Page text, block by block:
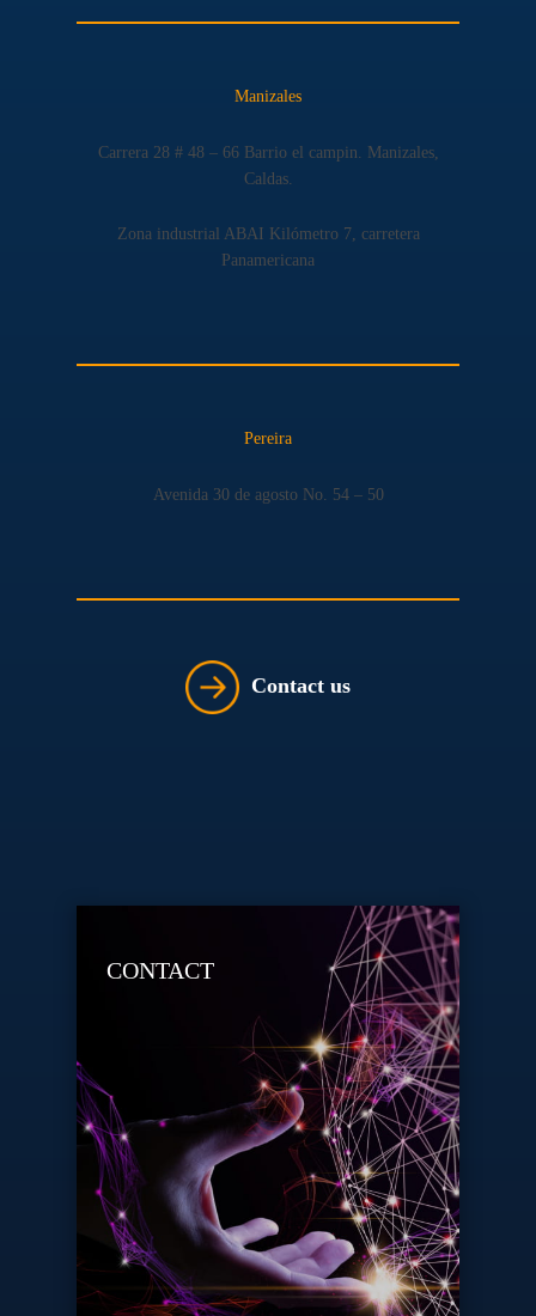
Manizales
Carrera 28 # 48 – 66 Barrio el campin. Manizales,
Caldas.
Zona industrial ABAI Kilómetro 7, carretera
Panamericana
Pereira
Avenida 30 de agosto No. 54 – 50
Contact us
CONTACT